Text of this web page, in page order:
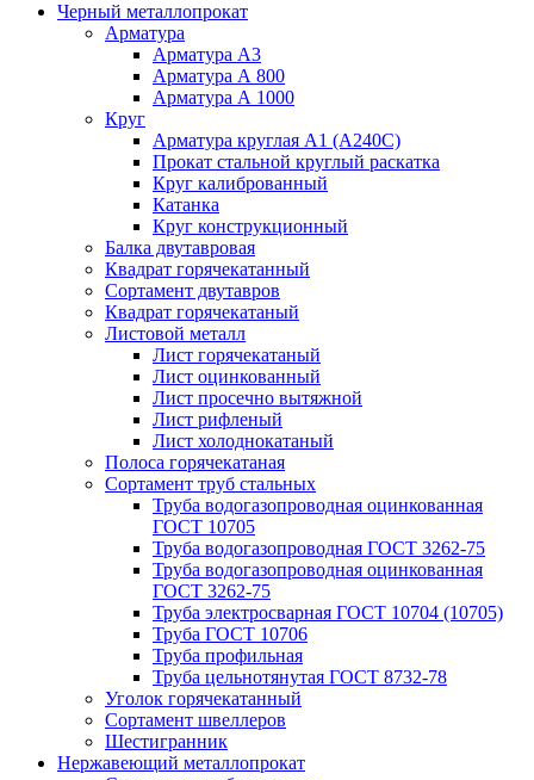
Черный металлопрокат
Арматура
Арматура А3
Арматура А 800
Арматура А 1000
Круг
Арматура круглая А1 (А240C)
Прокат стальной круглый раскатка
Круг калиброванный
Катанка
Круг конструкционный
Балка двутавровая
Квадрат горячекатанный
Сортамент двутавров
Квадрат горячекатаный
Листовой металл
Лист горячекатаный
Лист оцинкованный
Лист просечно вытяжной
Лист рифленый
Лист холоднокатаный
Полоса горячекатаная
Сортамент труб стальных
Труба водогазопроводная оцинкованная
ГОСТ 10705
Труба водогазопроводная ГОСТ 3262-75
Труба водогазопроводная оцинкованная
ГОСТ 3262-75
Труба электросварная ГОСТ 10704 (10705)
Труба ГОСТ 10706
Труба профильная
Труба цельнотянутая ГОСТ 8732-78
Уголок горячекатанный
Сортамент швеллеров
Шестигранник
Нержавеющий металлопрокат